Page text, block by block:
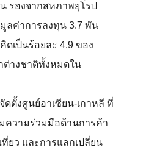
รองจากสหภาพยุโรป
ลค่าการลงทุน 3.7 พัน
ดเป็นร้อยละ 4.9 ของ
ต่างชาติทั้งหมดใน
ดตั้งศูนย์อาเซียน-เกาหลี ที่
มความร่วมมือด้านการค้า
ยว และการแลกเปลี่ยน